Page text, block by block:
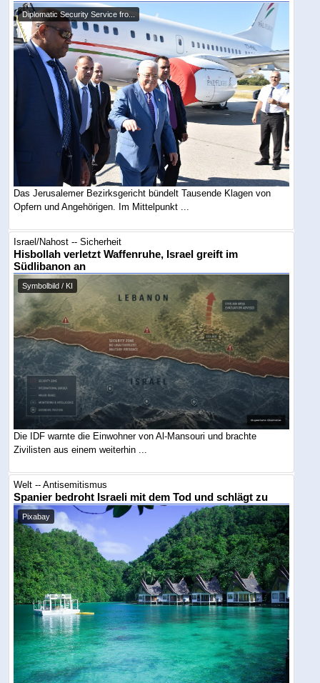
Diplomatic Security Service fro...
Das Jerusalemer Bezirksgericht bündelt Tausende Klagen von
Opfern und Angehörigen. Im Mittelpunkt ...
Israel/Nahost -- Sicherheit
Hisbollah verletzt Waffenruhe, Israel greift im
Südlibanon an
Symbolbild / KI
Die IDF warnte die Einwohner von Al-Mansouri und brachte
Zivilisten aus einem weiterhin ...
Welt -- Antisemitismus
Spanier bedroht Israeli mit dem Tod und schlägt zu
Pixabay